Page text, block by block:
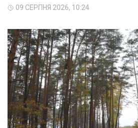
09 СЕРПНЯ 2026, 10:24